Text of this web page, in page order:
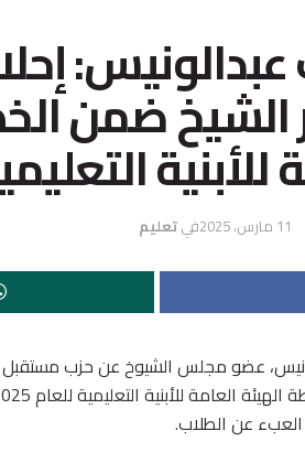
ضمن
للأبنية
11 مارس، 2025 فيتعليم
عضو مجلس الشيوخ عن حزب مستقبل
عن الطلاب.